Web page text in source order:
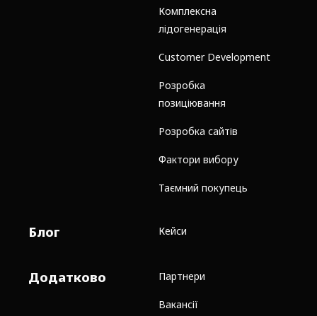
Комплексна
лідогенерація
Customer Development
Розробка
позиціювання
Розробка сайтів
Фактори вибору
Таємний покупець
Блог Кейси
Додатково Партнери
Вакансії